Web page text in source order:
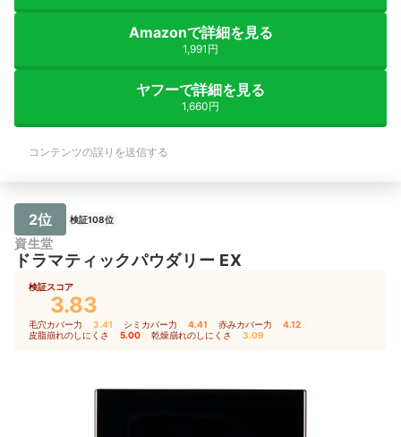
Amazonで詳細を見る
1,991円
ヤフーで詳細を見る
1,660円
コンテンツの誤りを送信する
2位 検証108位
資生堂
ドラマティックパウダリー EX
検証スコア
3.83
毛穴カバー力 3.41 シミカバー力 4.41 赤みカバー力 4.12
皮脂崩れのしにくさ 5.00 乾燥崩れのしにくさ 3.09